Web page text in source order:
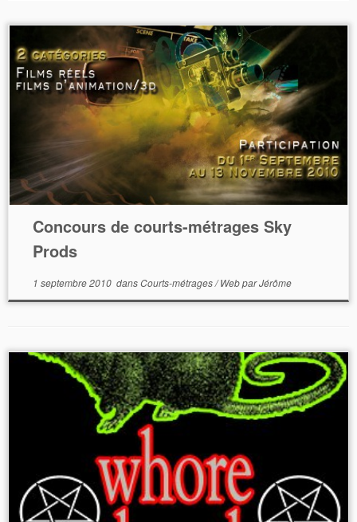
Concours de courts-métrages Sky
Prods
1 septembre 2010dansCourts-métrages/WebparJérôme